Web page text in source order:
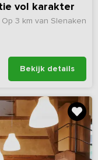
vol karakter
Op 3 km van Slenaken
Bekijk details